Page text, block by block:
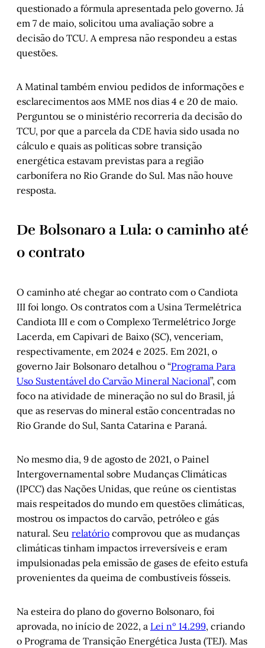
questionado a fórmula apresentada pelo governo. Já
em 7 de maio, solicitou uma avaliação sobre a
decisão do TCU. A empresa não respondeu a estas
questões.
A Matinal também enviou pedidos de informações e
esclarecimentos aos MME nos dias 4 e 20 de maio.
Perguntou se o ministério recorreria da decisão do
TCU, por que a parcela da CDE havia sido usada no
cálculo e quais as políticas sobre transição
energética estavam previstas para a região
carbonífera no Rio Grande do Sul. Mas não houve
resposta.
De Bolsonaro a Lula: o caminho até
o contrato
O caminho até chegar ao contrato com o Candiota
III foi longo. Os contratos com a Usina Termelétrica
Candiota III e com o Complexo Termelétrico Jorge
Lacerda, em Capivari de Baixo (SC), venceriam,
respectivamente, em 2024 e 2025. Em 2021, o
governo Jair Bolsonaro detalhou o “Programa Para
Uso Sustentável do Carvão Mineral Nacional”, com
foco na atividade de mineração no sul do Brasil, já
que as reservas do mineral estão concentradas no
Rio Grande do Sul, Santa Catarina e Paraná.
No mesmo dia, 9 de agosto de 2021, o Painel
Intergovernamental sobre Mudanças Climáticas
(IPCC) das Nações Unidas, que reúne os cientistas
mais respeitados do mundo em questões climáticas,
mostrou os impactos do carvão, petróleo e gás
natural. Seu relatório comprovou que as mudanças
climáticas tinham impactos irreversíveis e eram
impulsionadas pela emissão de gases de efeito estufa
provenientes da queima de combustíveis fósseis.
Na esteira do plano do governo Bolsonaro, foi
aprovada, no início de 2022, a Lei nº 14.299, criando
o Programa de Transição Energética Justa (TEJ). Mas